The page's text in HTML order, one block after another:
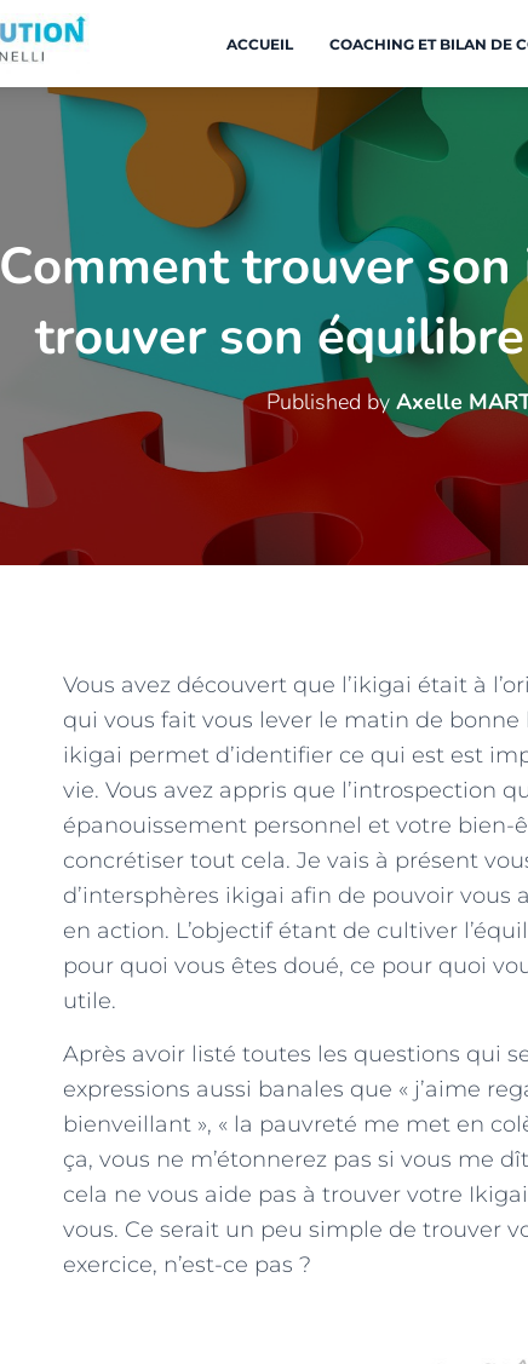
ACCUEIL COACHING ET BILAN DE
Comment trouver
trouver son
Published by Axelle
Vous avez découvert que l’ikigai était à
qui vous fait vous lever le matin de
ikigai permet d’identifier ce qui est est
vie. Vous avez appris que l’introspection
épanouissement personnel et votre bien-
concrétiser tout cela. Je vais à présent
d’intersphères ikigai afin de pouvoir
en action. L’objectif étant de cultiver
pour quoi vous êtes doué, ce pour quoi
utile.
Après avoir listé toutes les questions qui
expressions aussi banales que « j’aime
bienveillant », « la pauvreté me met en
ça, vous ne m’étonnerez pas si vous me
cela ne vous aide pas à trouver votre
vous. Ce serait un peu simple de trouver
exercice, n’est-ce pas ?